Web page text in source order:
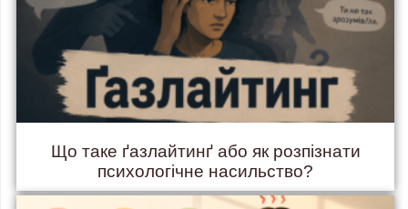
Що таке ґазлайтинґ або як розпізнати
психологічне насильство?